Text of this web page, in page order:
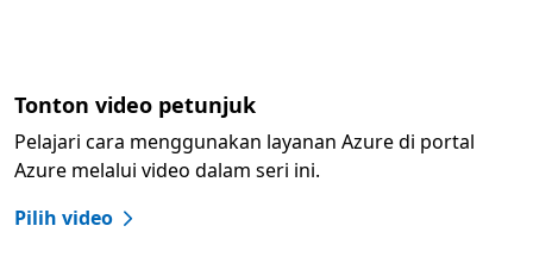
Tonton video petunjuk
Pelajari cara menggunakan layanan Azure di portal
Azure melalui video dalam seri ini.
Pilih video